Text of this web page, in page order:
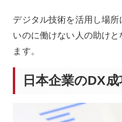
デジタル技術を活用し場
いのに働けない人の助け
ます。
日本企業のDX